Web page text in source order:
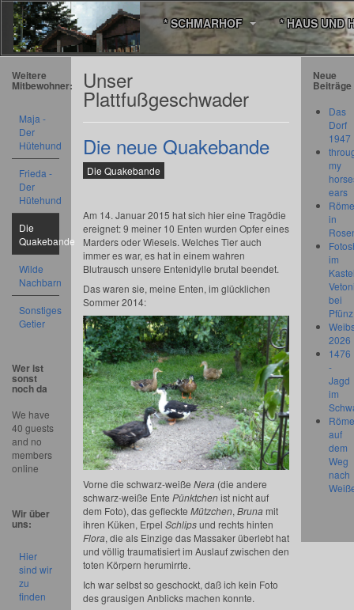
* SCHMARHOF * HAUS UND
Unser
Plattfußgeschwader
Die neue Quakebande
Die Quakebande
Am 14. Januar 2015 hat sich hier eine Tragödie
ereignet: 9 meiner 10 Enten wurden Opfer eines
Marders oder Wiesels. Welches Tier auch
immer es war, es hat in einem wahren
Blutrausch unsere Entenidylle brutal beendet.
Das waren sie, meine Enten, im glücklichen
Sommer 2014:
Vorne die schwarz-weiße Nera (die andere
schwarz-weiße Ente Pünktchenist nicht auf
dem Foto), das gefleckte Mützchen, Bruna mit
ihren Küken, Erpel Schlipsund rechts hinten
Flora, die als Einzige das Massaker überlebt hat
und völlig traumatisiert im Auslauf zwischen den
toten Körpern herumirrte.
Ich war selbst so geschockt, daß ich kein Foto
des grausigen Anblicks machen konnte.
Weitere
Mitbewohner:
Maja -
Der
Hütehund
Frieda -
Der
Hütehund
Die
Quakebande
Wilde
Nachbarn
Sonstiges
Getier
Wer ist
sonst
noch da
We have
40 guests
and no
members
online
Wir über
uns:
Hier
sind wir
zu
finden
Neue
Beiträge
Das
Dorf
1947
my
ears
in
im
bei
Pfünz
2026
1476
-
Jagd
im
auf
dem
Weg
nach